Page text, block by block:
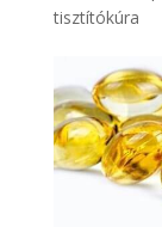
tisztítókúra